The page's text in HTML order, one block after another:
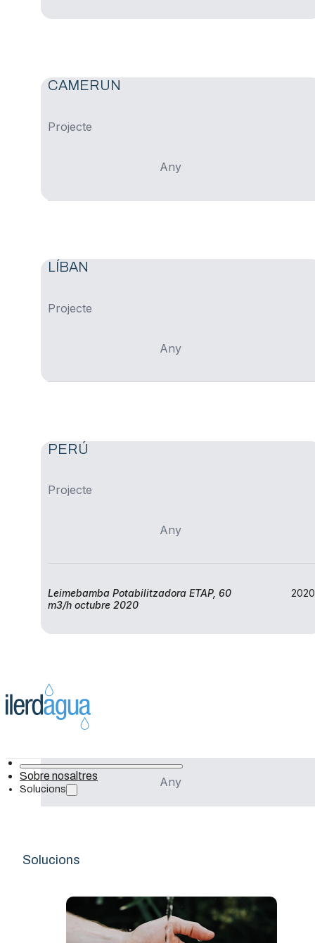
CAMERUN
Projecte
Any
LÍBAN
Projecte
Any
PERÚ
Projecte
Any
Leimebamba Potabilitzadora ETAP, 60
m3/h octubre 2020
2020
Sobre nosaltres
Solucions
Solucions
Cuba
Any
urbanas en Costa de Marfil
Avances en el tratamiento de aguas
residuales en Cuba